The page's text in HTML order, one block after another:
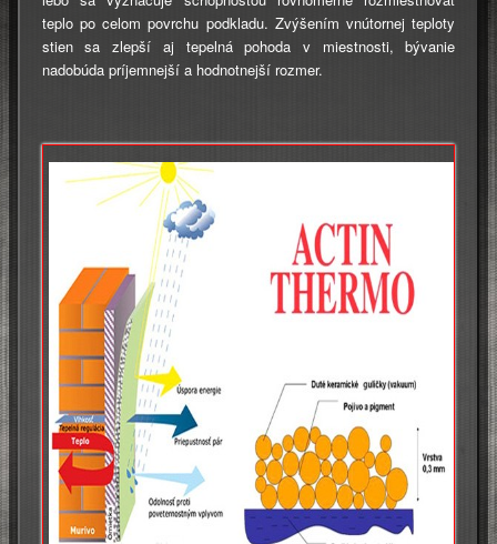
teplo po celom povrchu podkladu. Zvýšením vnútornej teploty
stien sa zlepší aj tepelná pohoda v miestnosti, bývanie
nadobúda príjemnejší a hodnotnejší rozmer.